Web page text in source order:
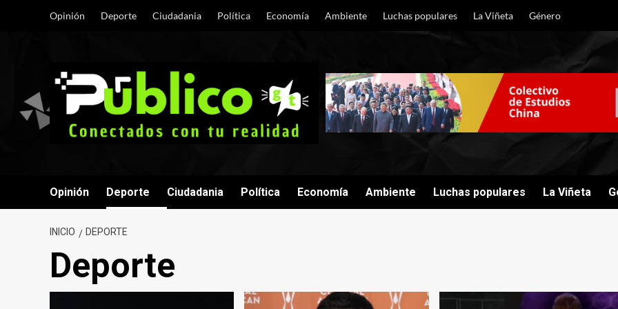
Opinión Deporte Ciudadania Política Economía Ambiente Luchas populares La Viñeta Género
Opinión Deporte Ciudadania Política Economía Ambiente Luchas populares La Viñeta
INICIO DEPORTE
Deporte